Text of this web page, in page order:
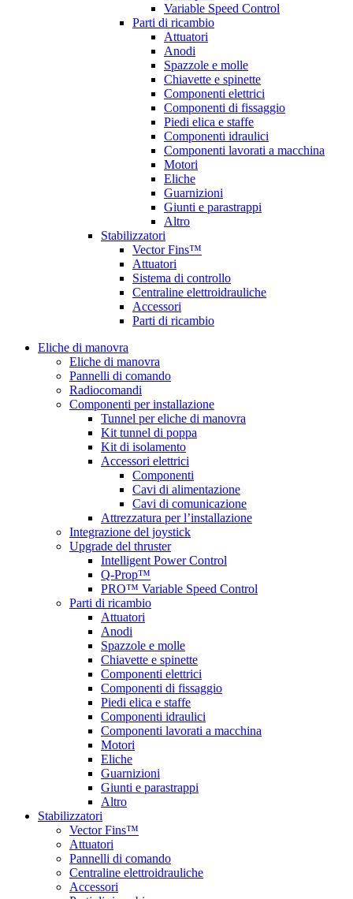
Variable Speed Control
Parti di ricambio
Attuatori
Anodi
Spazzole e molle
Chiavette e spinette
Componenti elettrici
Componenti di fissaggio
Piedi elica e staffe
Componenti idraulici
Componenti lavorati a macchina
Motori
Eliche
Guarnizioni
Giunti e parastrappi
Altro
Stabilizzatori
Vector Fins™
Attuatori
Sistema di controllo
Centraline elettroidrauliche
Accessori
Parti di ricambio
Eliche di manovra
Eliche di manovra
Pannelli di comando
Radiocomandi
Componenti per installazione
Tunnel per eliche di manovra
Kit tunnel di poppa
Kit di isolamento
Accessori elettrici
Componenti
Cavi di alimentazione
Cavi di comunicazione
Attrezzatura per l’installazione
Integrazione del joystick
Upgrade del thruster
Intelligent Power Control
Q-Prop™
PRO™ Variable Speed Control
Parti di ricambio
Attuatori
Anodi
Spazzole e molle
Chiavette e spinette
Componenti elettrici
Componenti di fissaggio
Piedi elica e staffe
Componenti idraulici
Componenti lavorati a macchina
Motori
Eliche
Guarnizioni
Giunti e parastrappi
Altro
Stabilizzatori
Vector Fins™
Attuatori
Pannelli di comando
Centraline elettroidrauliche
Accessori